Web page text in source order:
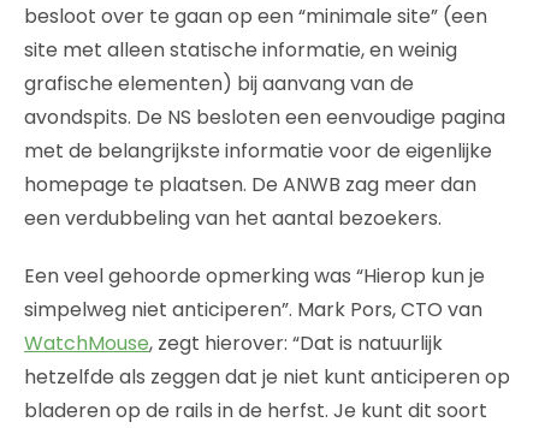
besloot over te gaan op een “minimale site” (een
site met alleen statische informatie, en weinig
grafische elementen) bij aanvang van de
avondspits. De NS besloten een eenvoudige pagina
met de belangrijkste informatie voor de eigenlijke
homepage te plaatsen. De ANWB zag meer dan
een verdubbeling van het aantal bezoekers.
Een veel gehoorde opmerking was “Hierop kun je
simpelweg niet anticiperen”. Mark Pors, CTO van
WatchMouse, zegt hierover: “Dat is natuurlijk
hetzelfde als zeggen dat je niet kunt anticiperen op
bladeren op de rails in de herfst. Je kunt dit soort